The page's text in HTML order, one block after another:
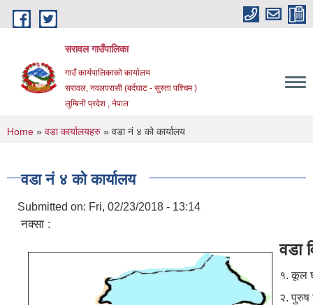
Skip to main content
सरावल गाउँपालिका
गाउँ कार्यपालिकाको कार्यालय
सरावल, नवलपरासी (बर्दघाट - सुस्ता पश्चिम )
लुम्बिनी प्रदेश , नेपाल
You are here
Home » वडा कार्यालयहरु » वडा नं ४ को कार्यालय
वडा नं ४ को कार्यालय
Submitted on: Fri, 02/23/2018 - 13:14
नक्सा :
वडा
१. कूल
२.